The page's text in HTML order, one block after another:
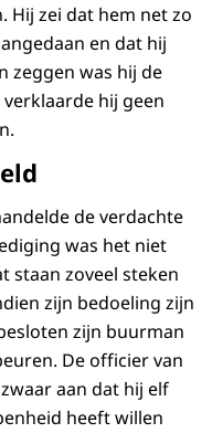
Hij zei dat hem net zo
en dat hij
zeggen was hij de
hij geen
de verdachte
was het niet
staan zoveel steken
zijn bedoeling zijn
zijn buurman
De officier van
aan dat hij elf
heeft willen